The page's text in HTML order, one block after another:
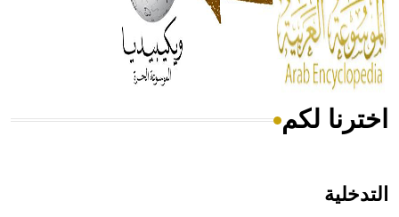
- هل تعلم أن المرجان إفراز حيواني يتكون في البحر ويتركب
من مادة كربونات الكلسيوم، وهو أحمر أو شديد الحمرة وهو
أجود أنواعه، ويمتاز بكبر الحجم ويسمى الش
هل تعلم أن الأبسيد كلمة فرنسية اللفظ تم اعتمادها مصطلحاً
اخترنا لكم
التدخلية